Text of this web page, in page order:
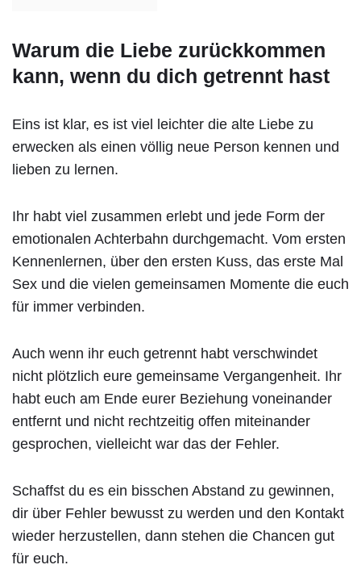
Warum die Liebe zurückkommen
kann, wenn du dich getrennt hast
Eins ist klar, es ist viel leichter die alte Liebe zu
erwecken als einen völlig neue Person kennen und
lieben zu lernen.
Ihr habt viel zusammen erlebt und jede Form der
emotionalen Achterbahn durchgemacht. Vom ersten
Kennenlernen, über den ersten Kuss, das erste Mal
Sex und die vielen gemeinsamen Momente die euch
für immer verbinden.
Auch wenn ihr euch getrennt habt verschwindet
nicht plötzlich eure gemeinsame Vergangenheit. Ihr
habt euch am Ende eurer Beziehung voneinander
entfernt und nicht rechtzeitig offen miteinander
gesprochen, vielleicht war das der Fehler.
Schaffst du es ein bisschen Abstand zu gewinnen,
dir über Fehler bewusst zu werden und den Kontakt
wieder herzustellen, dann stehen die Chancen gut
für euch.